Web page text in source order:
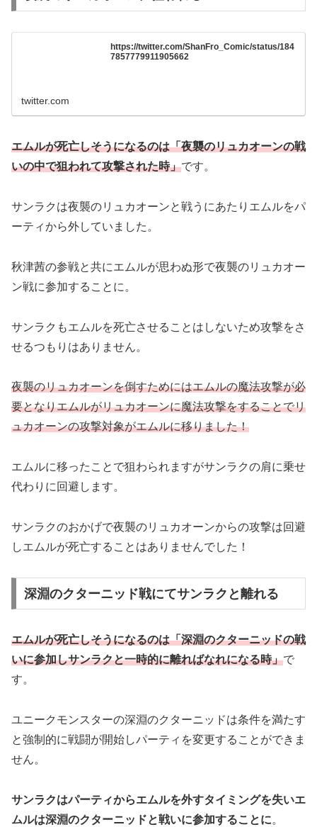
https://twitter.com/ShanFro_Comic/status/184
7857779911905662
twitter.com
エムルが死亡しそうになるのは「夜襲のリュカオーンの戦
いの中で狙われて攻撃された時」です。
サンラクは夜襲のリュカオーンと戦うにあたりエムルをパ
ーティから外していました。
秋津茜の参戦と共にエムルが思わぬ形で夜襲のリュカオー
ン戦に参加することに。
サンラクもエムルを死亡させることはしないため攻撃をさ
せるつもりはありません。
夜襲のリュカオーンを倒すためにはエムルの魔法攻撃が必
要となりエムルがリュカオーンに魔法攻撃をすることでリ
ュカオーンの攻撃対象がエムルに移りました！
エムルに移ったことで狙わられますがサンラクの肩に乗せ
代わりに回避します。
サンラクのおかげで夜襲のリュカオーンからの攻撃は回避
しエムルが死亡することはありませんでした！
深淵のクターニッド戦にてサンラクと離れる
エムルが死亡しそうになるのは「深淵のクターニッドの戦
いに参加しサンラクと一時的に離ればなれになる時」で
す。
ユニークモンスターの深淵のクターニッドは条件を満たす
と強制的に戦闘が開始しパーティを変更することができま
せん。
サンラクはパーティからエムルを外すタイミングを失いエ
ムルは深淵のクターニッドと戦いに参加することに。